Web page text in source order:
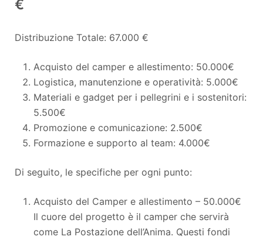
€
Distribuzione Totale: 67.000 €
Acquisto del camper e allestimento: 50.000€
Logistica, manutenzione e operatività: 5.000€
Materiali e gadget per i pellegrini e i sostenitori:
5.500€
Promozione e comunicazione: 2.500€
Formazione e supporto al team: 4.000€
Di seguito, le specifiche per ogni punto:
Acquisto del Camper e allestimento – 50.000€
Il cuore del progetto è il camper che servirà
come La Postazione dell’Anima. Questi fondi